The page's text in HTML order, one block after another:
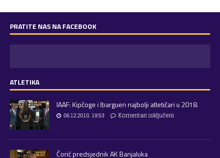
PRATITE NAS NA FACEBOOK
ATLETIKA
IAAF: Kipčoge i Ibarguen najbolji atletičari u 2018.
06.12.2018. 19:53 Komentari isključeni
Ćorić predsjednik AK Banjaluka